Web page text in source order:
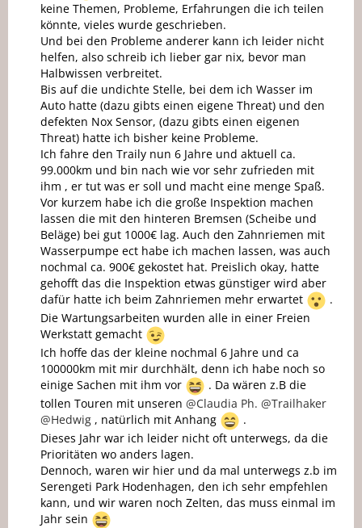
keine Themen, Probleme, Erfahrungen die ich teilen
könnte, vieles wurde geschrieben.
Und bei den Probleme anderer kann ich leider nicht
helfen, also schreib ich lieber gar nix, bevor man
Halbwissen verbreitet.
Bis auf die undichte Stelle, bei dem ich Wasser im
Auto hatte (dazu gibts einen eigene Threat) und den
defekten Nox Sensor, (dazu gibts einen eigenen
Threat) hatte ich bisher keine Probleme.
Ich fahre den Traily nun 6 Jahre und aktuell ca.
99.000km und bin nach wie vor sehr zufrieden mit
ihm , er tut was er soll und macht eine menge Spaß.
Vor kurzem habe ich die große Inspektion machen
lassen die mit den hinteren Bremsen (Scheibe und
Beläge) bei gut 1000€ lag. Auch den Zahnriemen mit
Wasserpumpe ect habe ich machen lassen, was auch
nochmal ca. 900€ gekostet hat. Preislich okay, hatte
gehofft das die Inspektion etwas günstiger wird aber
dafür hatte ich beim Zahnriemen mehr erwartet
.
Die Wartungsarbeiten wurden alle in einer Freien
Werkstatt gemacht
Ich hoffe das der kleine nochmal 6 Jahre und ca
100000km mit mir durchhält, denn ich habe noch so
einige Sachen mit ihm vor
. Da wären z.B die
tollen Touren mit unseren @Claudia Ph. @Trailhaker
@Hedwig , natürlich mit Anhang
.
Dieses Jahr war ich leider nicht oft unterwegs, da die
Prioritäten wo anders lagen.
Dennoch, waren wir hier und da mal unterwegs z.b im
Serengeti Park Hodenhagen, den ich sehr empfehlen
kann, und wir waren noch Zelten, das muss einmal im
Jahr sein